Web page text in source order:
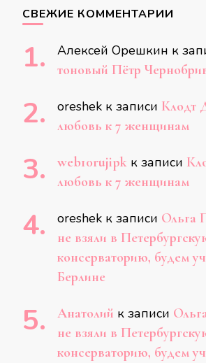
СВЕЖИЕ КОММЕНТАРИИ
Алексей Орешкин к
тоновый Пётр
oreshek к записи Клодт
любовь к 7 женщинам
web10rujipk к записи
любовь к 7 женщинам
oreshek к записи Ольга
не взяли в
консерваторию, будем
Берлине
Анатолий к записи
не взяли в
консерваторию, будем